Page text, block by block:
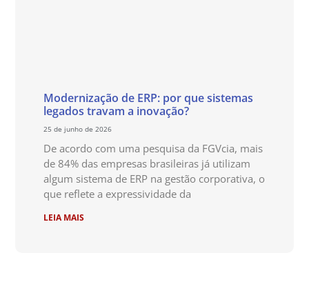
Modernização de ERP: por que sistemas
legados travam a inovação?
25 de junho de 2026
De acordo com uma pesquisa da FGVcia, mais
de 84% das empresas brasileiras já utilizam
algum sistema de ERP na gestão corporativa, o
que reflete a expressividade da
LEIA MAIS